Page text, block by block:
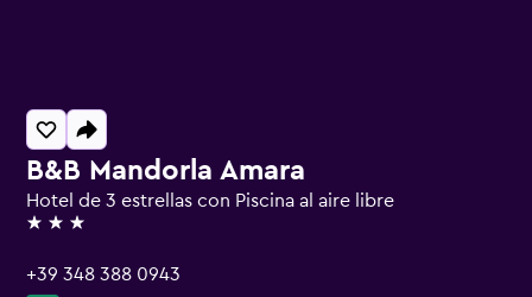
B&B Mandorla Amara
Hotel de 3 estrellas con Piscina al aire libre
3 estrellas
+39 348 388 0943